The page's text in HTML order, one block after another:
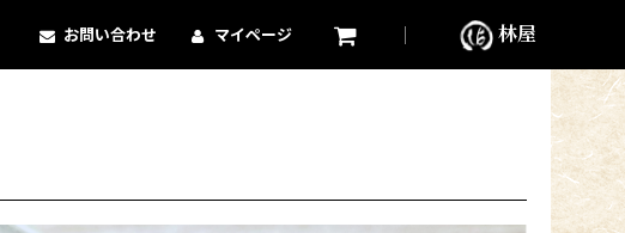
お問い合わせ マイページ 林屋